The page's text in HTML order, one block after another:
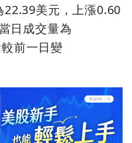
22.39美元，上漲0.60
日成交量為
前一日變